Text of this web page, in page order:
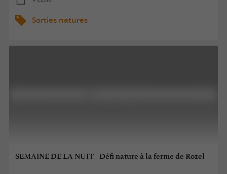
Sorties natures
SEMAINE DE LA NUIT - Défi nature à la ferme de Rozel